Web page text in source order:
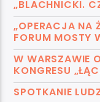
„BLACHNICKI.
„OPERACJA NA
FORUM MOSTY
W WARSZAWIE
KONGRESU
SPOTKANIE